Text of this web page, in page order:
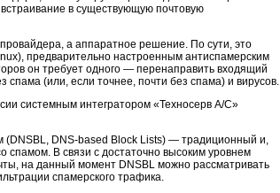
в существующую почтовую
а аппаратное решение. По сути, это
предварительно настроенным антиспамерским
он требует одного — перенаправить входящий
спама (или, если точнее, почти без спама) и вирусов.
системным интегратором «Техносерв А/С»
(DNSBL, DNS-based Block Lists) — традиционный и,
спамом. В связи с достаточно высоким уровнем
на данный момент DNSBL можно рассматривать
спамерского трафика.